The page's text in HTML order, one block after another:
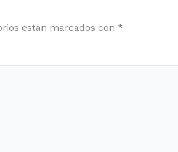
están marcados con *